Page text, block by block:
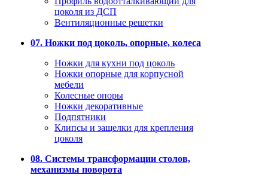
цоколя из ДСП
Вентиляционные решетки
07. Ножки под цоколь, опорные, колеса
Ножки для кухни под цоколь
Ножки опорные для корпусной
мебели
Колесные опоры
Ножки декоративные
Подпятники
Клипсы и защелки для крепления
цоколя
08. Системы трансформации столов,
механизмы поворота